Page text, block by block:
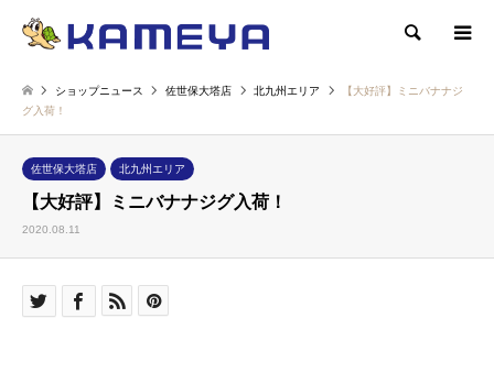
検索
ショップニュース 佐世保大塔店 北九州エリア
【大好評】ミニバナナジ
グ入荷！
佐世保大塔店 北九州エリア
【大好評】ミニバナナジグ入荷！
2020.08.11